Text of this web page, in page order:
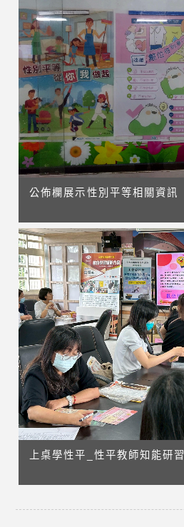
公佈欄展示性別平等相關資訊
上桌學性平_性平教師知能研習